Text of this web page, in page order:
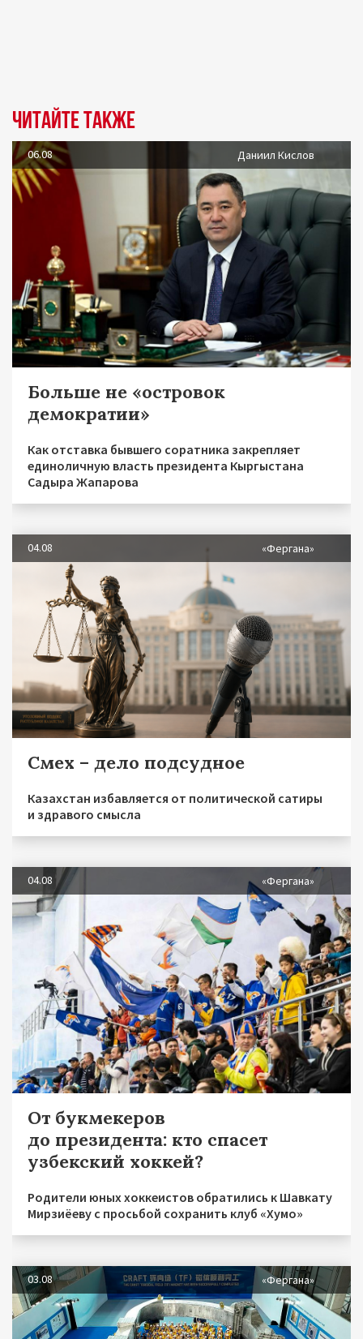
Читайте также
06.08 Даниил Кислов
Больше не «островок
демократии»
Как отставка бывшего соратника закрепляет
единоличную власть президента Кыргыстана
Садыра Жапарова
04.08 «Фергана»
Смех – дело подсудное
Казахстан избавляется от политической сатиры
и здравого смысла
04.08 «Фергана»
От букмекеров
до президента: кто спасет
узбекский хоккей?
Родители юных хоккеистов обратились к Шавкату
Мирзиёеву с просьбой сохранить клуб «Хумо»
03.08 «Фергана»